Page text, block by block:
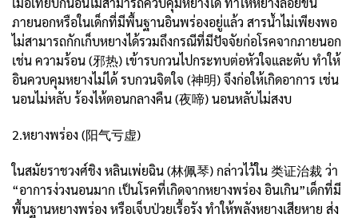
ภายนอกหรือในเด็กที่มีพื้นฐานอินพร่องอยู่แล้ว สารน้ำไม่เพียงพอ
ไม่สามารถกักเก็บหยางได้รวมถึงกรณีที่มีปัจจัยก่อโรคจากภายนอก
เช่น ความร้อน (邪热) เข้ารบกวนไปกระทบต่อหัวใจและตับ ทำให้
อินควบคุมหยางไม่ได้ รบกวนจิตใจ (神明) จึงก่อให้เกิดอาการ เช่น
นอนไม่หลับ ร้องไห้ตอนกลางคืน (夜啼) นอนหลับไม่สงบ
2.หยางพร่อง (阳气亏虚)
ในสมัยราชวงศ์ชิง หลินเพ่ยฉิน (林佩琴) กล่าวไว้ใน 类证治裁 ว่า
“อาการง่วงนอนมาก เป็นโรคที่เกิดจากหยางพร่อง อินเกิน”เด็กที่มี
พื้นฐานหยางพร่อง หรือเจ็บป่วยเรื้อรัง ทำให้พลังหยางเสียหาย ส่ง